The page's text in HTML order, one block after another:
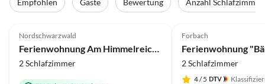
Empfohlen Gäste Bewertung
Anzahl Schlafzimmer
Nordschwarzwald
2 Schlafzimmer
Auszeichnung 2025
Forbach
Ferienwohnung
2 Schlafzimmer
4/ 5